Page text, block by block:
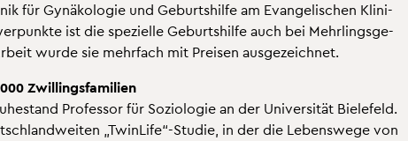
für Gy­nä­ko­lo­gie und Ge­burts­hil­fe am Evan­ge­li­schen Kli­ni­
ist die spe­zi­el­le Ge­burts­hil­fe auch bei Mehr­lings­ge­
wurde sie mehr­fach mit Prei­sen aus­ge­zeich­net.
Zwil­lings­fa­mi­li­en
Pro­fes­sor für So­zio­lo­gie an der Uni­ver­si­tät Bie­le­feld.
„Twin­Li­fe“-Stu­die, in der die Le­bens­we­ge von